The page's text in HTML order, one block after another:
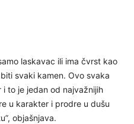
laskavac ili ima čvrst kao
svaki kamen. Ovo svaka
to je jedan od najvažnijih
u karakter i prodre u dušu
objašnjava.